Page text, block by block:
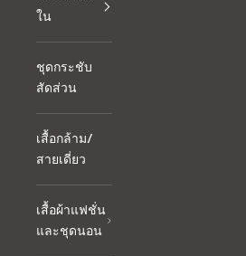
ใน
ชุดกระชับ
สัดส่วน
เสื้อกล้าม/
สายเดี่ยว
เสื้อผ้าแฟชั่น
และชุดนอน